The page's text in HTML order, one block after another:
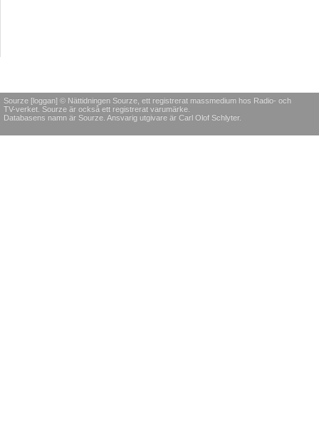
Sourze [loggan] © Nättidningen Sourze, ett registrerat massmedium hos Radio- och
TV-verket. Sourze är också ett registrerat varumärke.
Databasens namn är Sourze. Ansvarig utgivare är Carl Olof Schlyter.